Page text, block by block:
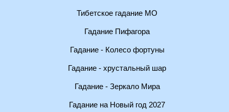
Тибетское гадание МО
Гадание Пифагора
Гадание - Колесо фортуны
Гадание - хрустальный шар
Гадание - Зеркало Мира
Гадание на Новый год 2027